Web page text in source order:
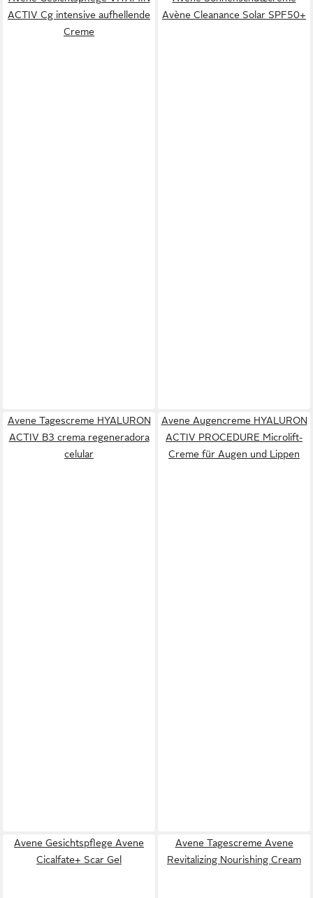
ACTIV Cg intensive aufhellende
Creme
Avène Cleanance Solar SPF50+
Avene Tagescreme HYALURON
ACTIV B3 crema regeneradora
celular
Avene Augencreme HYALURON
ACTIV PROCEDURE Microlift-
Creme für Augen und Lippen
Avene Gesichtspflege Avene
Cicalfate+ Scar Gel
Avene Tagescreme Avene
Revitalizing Nourishing Cream